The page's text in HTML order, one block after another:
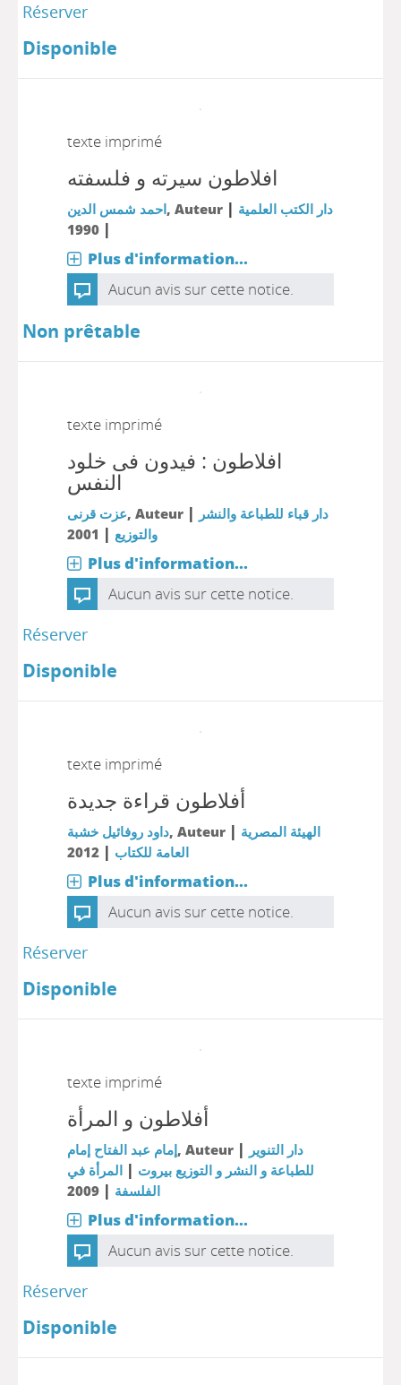
Réserver
Disponible
texte imprimé
افلاطون سيرته و فلسفته
احمد شمس الدين, Auteur | دار الكتب العلمية
|
1990
Plus d'information...
Aucun avis sur cette notice.
Non prêtable
texte imprimé
افلاطون : فيدون فى خلود
النفس
عزت قرنى, Auteur | دار قباء للطباعة والنشر
والتوزيع |
2001
Plus d'information...
Aucun avis sur cette notice.
Réserver
Disponible
texte imprimé
أفلاطون قراءة جديدة
داود روفائيل خشبة, Auteur | الهيئة المصرية
العامة للكتاب |
2012
Plus d'information...
Aucun avis sur cette notice.
Réserver
Disponible
texte imprimé
أفلاطون و المرأة
إمام عبد الفتاح إمام, Auteur | دار التنوير
للطباعة و النشر و التوزيع بيروت |المرأة في
الفلسفة |
2009
Plus d'information...
Aucun avis sur cette notice.
Réserver
Disponible